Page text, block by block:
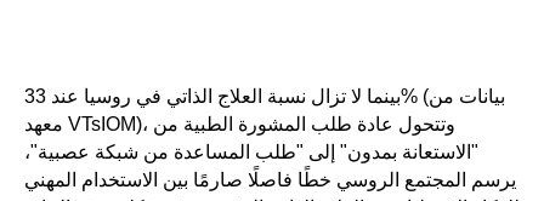
بينما لا تزال نسبة العلاج الذاتي في روسيا عند 33% (بيانات من
معهد VTsIOM)، وتتحول عادة طلب المشورة الطبية من
"الاستعانة بمدون" إلى "طلب المساعدة من شبكة عصبية"،
يرسم المجتمع الروسي خطًا فاصلًا صارمًا بين الاستخدام المهني